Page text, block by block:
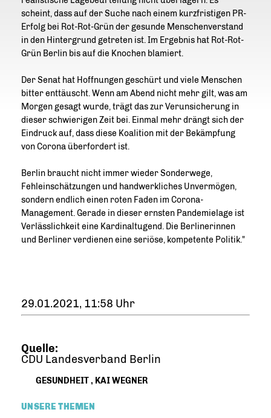
scheint, dass auf der Suche nach einem kurzfristigen PR-
Erfolg bei Rot-Rot-Grün der gesunde Menschenverstand
in den Hintergrund getreten ist. Im Ergebnis hat Rot-Rot-
Grün Berlin bis auf die Knochen blamiert.
Der Senat hat Hoffnungen geschürt und viele Menschen
bitter enttäuscht. Wenn am Abend nicht mehr gilt, was am
Morgen gesagt wurde, trägt das zur Verunsicherung in
dieser schwierigen Zeit bei. Einmal mehr drängt sich der
Eindruck auf, dass diese Koalition mit der Bekämpfung
von Corona überfordert ist.
Berlin braucht nicht immer wieder Sonderwege,
Fehleinschätzungen und handwerkliches Unvermögen,
sondern endlich einen roten Faden im Corona-
Management. Gerade in dieser ernsten Pandemielage ist
Verlässlichkeit eine Kardinaltugend. Die Berlinerinnen
und Berliner verdienen eine seriöse, kompetente Politik."
29.01.2021, 11:58 Uhr
Quelle:
CDU Landesverband Berlin
GESUNDHEIT, KAI WEGNER
UNSERE THEMEN